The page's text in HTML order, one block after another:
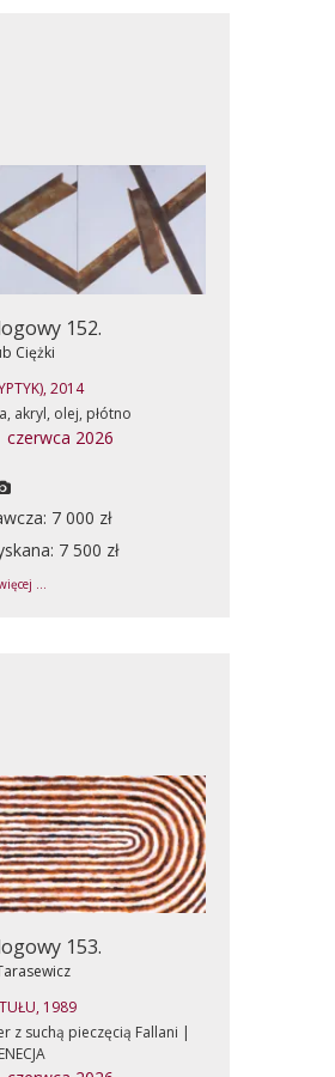
152.
Ciężki
2014
akryl, olej, płótno
czerwca 2026
7 000 zł
7 500 zł
...
153.
1989
z suchą pieczęcią Fallani |